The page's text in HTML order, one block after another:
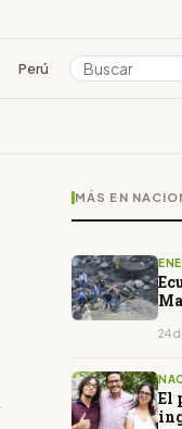
Perú Colombia
MÁS EN
24
El